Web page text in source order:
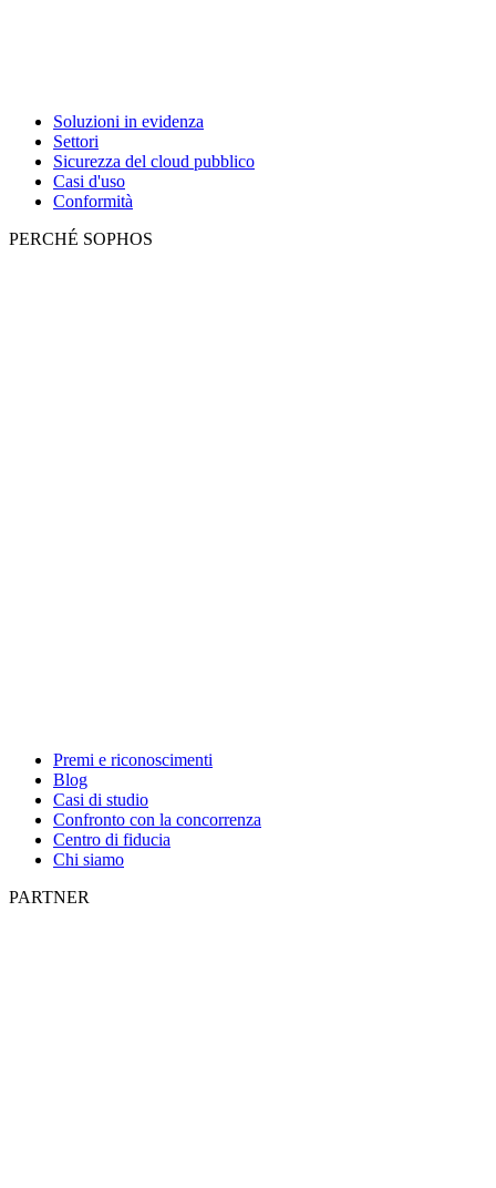
Soluzioni in evidenza
Settori
Sicurezza del cloud pubblico
Casi d'uso
Conformità
PERCHÉ SOPHOS
Premi e riconoscimenti
Blog
Casi di studio
Confronto con la concorrenza
Centro di fiducia
Chi siamo
PARTNER